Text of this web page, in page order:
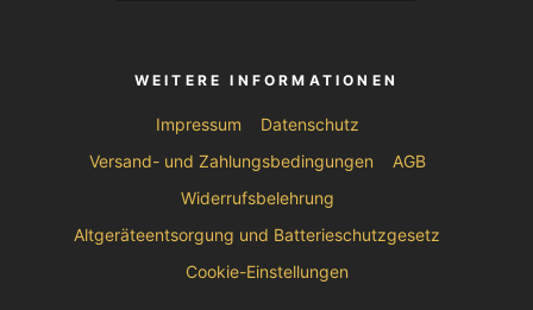
WEITERE INFORMATIONEN
Impressum
Datenschutz
Versand- und Zahlungsbedingungen
AGB
Widerrufsbelehrung
Altgeräteentsorgung und Batterieschutzgesetz
Cookie-Einstellungen